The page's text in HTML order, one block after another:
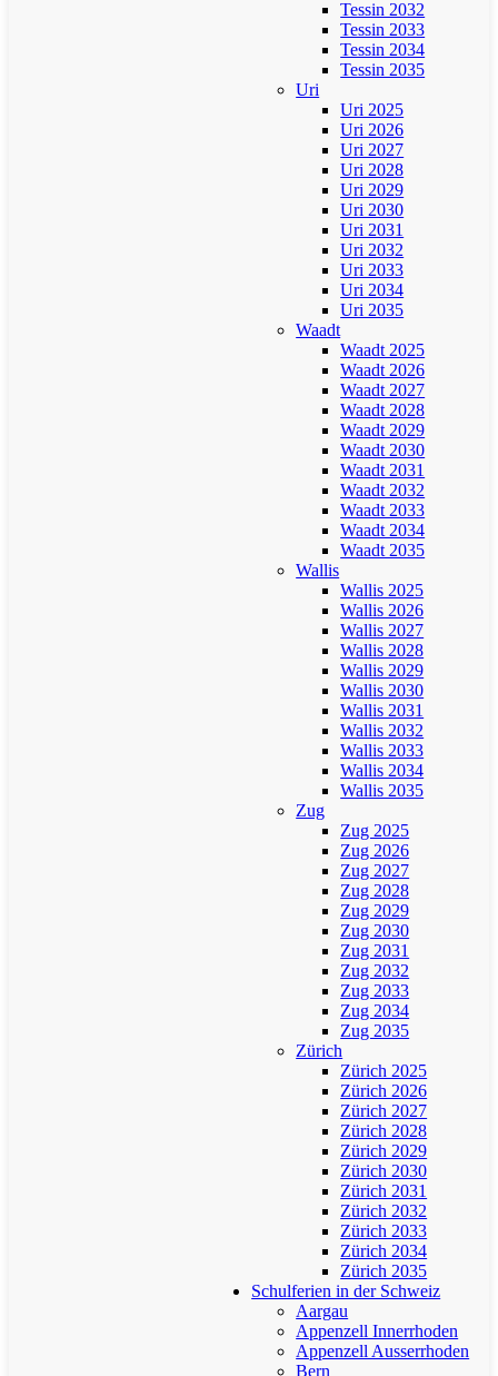
Tessin 2032
Tessin 2033
Tessin 2034
Tessin 2035
Uri
Uri 2025
Uri 2026
Uri 2027
Uri 2028
Uri 2029
Uri 2030
Uri 2031
Uri 2032
Uri 2033
Uri 2034
Uri 2035
Waadt
Waadt 2025
Waadt 2026
Waadt 2027
Waadt 2028
Waadt 2029
Waadt 2030
Waadt 2031
Waadt 2032
Waadt 2033
Waadt 2034
Waadt 2035
Wallis
Wallis 2025
Wallis 2026
Wallis 2027
Wallis 2028
Wallis 2029
Wallis 2030
Wallis 2031
Wallis 2032
Wallis 2033
Wallis 2034
Wallis 2035
Zug
Zug 2025
Zug 2026
Zug 2027
Zug 2028
Zug 2029
Zug 2030
Zug 2031
Zug 2032
Zug 2033
Zug 2034
Zug 2035
Zürich
Zürich 2025
Zürich 2026
Zürich 2027
Zürich 2028
Zürich 2029
Zürich 2030
Zürich 2031
Zürich 2032
Zürich 2033
Zürich 2034
Zürich 2035
Schulferien in der Schweiz
Aargau
Appenzell Innerrhoden
Appenzell Ausserrhoden
Bern